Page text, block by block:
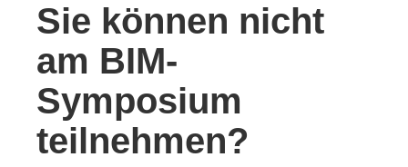
Sie können nicht
am BIM-
Symposium
teilnehmen?